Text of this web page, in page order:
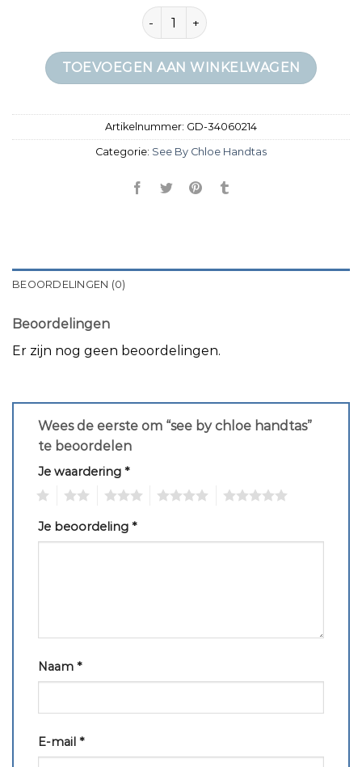
see by chloe handtas aantal
TOEVOEGEN AAN WINKELWAGEN
Artikelnummer: GD-34060214
Categorie: See By Chloe Handtas
BEOORDELINGEN (0)
Beoordelingen
Er zijn nog geen beoordelingen.
Wees de eerste om “see by chloe handtas”
te beoordelen
Je waardering *
Je beoordeling *
Naam *
E-mail *